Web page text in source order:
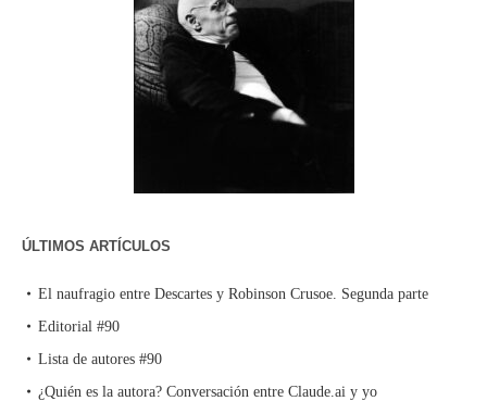
ÚLTIMOS ARTÍCULOS
El naufragio entre Descartes y Robinson Crusoe. Segunda parte
Editorial #90
Lista de autores #90
¿Quién es la autora? Conversación entre Claude.ai y yo